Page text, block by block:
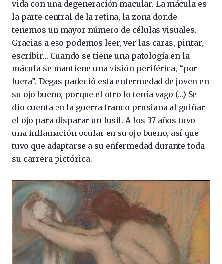
vida con una degeneración macular. La mácula es
la parte central de la retina, la zona donde
tenemos un mayor número de células visuales.
Gracias a eso podemos leer, ver las caras, pintar,
escribir… Cuando se tiene una patología en la
mácula se mantiene una visión periférica, “por
fuera”. Degas padeció esta enfermedad de joven en
su ojo bueno, porque el otro lo tenía vago (…) Se
dio cuenta en la guerra franco prusiana al guiñar
el ojo para disparar un fusil. A los 37 años tuvo
una inflamación ocular en su ojo bueno, así que
tuvo que adaptarse a su enfermedad durante toda
su carrera pictórica.